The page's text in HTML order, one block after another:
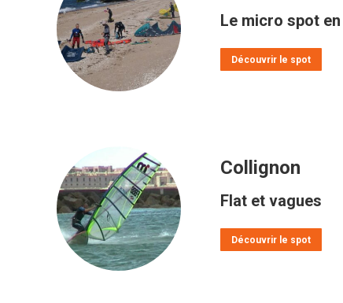
Le micro spot
Découvrir le spot
Collignon
Flat et vagues
Découvrir le spot